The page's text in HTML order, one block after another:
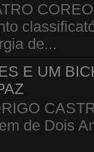
de...
E UM
de Dois